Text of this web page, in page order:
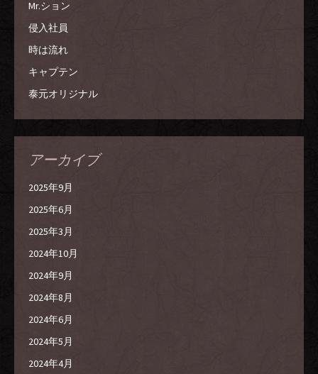
Mr.ション
侵入社員
時は流れ
キャプテン
泰元オリジナル
アーカイブ
2025年9月
2025年6月
2025年3月
2024年10月
2024年9月
2024年8月
2024年6月
2024年5月
2024年4月